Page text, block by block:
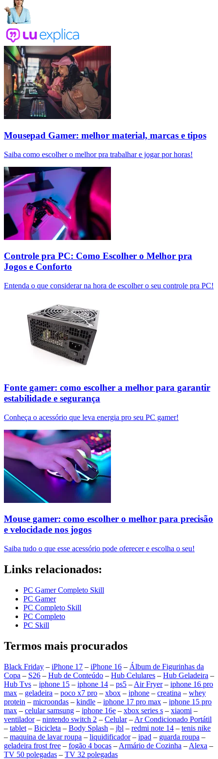
Mousepad Gamer: melhor material, marcas e tipos
Saiba como escolher o melhor pra trabalhar e jogar por horas!
Controle pra PC: Como Escolher o Melhor pra
Jogos e Conforto
Entenda o que considerar na hora de escolher o seu controle pra PC!
Fonte gamer: como escolher a melhor para garantir
estabilidade e segurança
Conheça o acessório que leva energia pro seu PC gamer!
Mouse gamer: como escolher o melhor para precisão
e velocidade nos jogos
Saiba tudo o que esse acessório pode oferecer e escolha o seu!
Links relacionados:
PC Gamer Completo Skill
PC Gamer
PC Completo Skill
PC Completo
PC Skill
Termos mais procurados
Black Friday – iPhone 17 – iPhone 16 – Álbum de Figurinhas da
Copa – S26 – Hub de Conteúdo – Hub Celulares – Hub Geladeira –
Hub Tvs – iphone 15 – iphone 14 – ps5 – Air Fryer– iphone 16 pro
max – geladeira – poco x7 pro – xbox – iphone – creatina – whey
protein – microondas – kindle – iphone 17 pro max – iphone 15 pro
max – celular samsung – iphone 16e – xbox series s – xiaomi –
ventilador– nintendo switch 2 – Celular– Ar Condicionado Portátil
– tablet – Bicicleta – Body Splash – jbl – redmi note 14 – tenis nike
– maquina de lavar roupa – liquidificador– ipad – guarda roupa –
geladeira frost free – fogão 4 bocas – Armário de Cozinha – Alexa –
TV 50 polegadas – TV 32 polegadas